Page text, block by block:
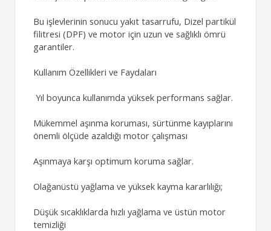
Bu işlevlerinin sonucu yakıt tasarrufu, Dizel partikül
filitresi (DPF) ve motor için uzun ve sağlıklı ömrü
garantiler.
Kullanım Özellikleri ve Faydaları
Yıl boyunca kullanımda yüksek performans sağlar.
Mükemmel aşınma koruması, sürtünme kayıplarını
önemli ölçüde azaldığı motor çalışması
Aşınmaya karşı optimum koruma sağlar.
Olağanüstü yağlama ve yüksek kayma kararlılığı;
Düşük sıcaklıklarda hızlı yağlama ve üstün motor
temizliği